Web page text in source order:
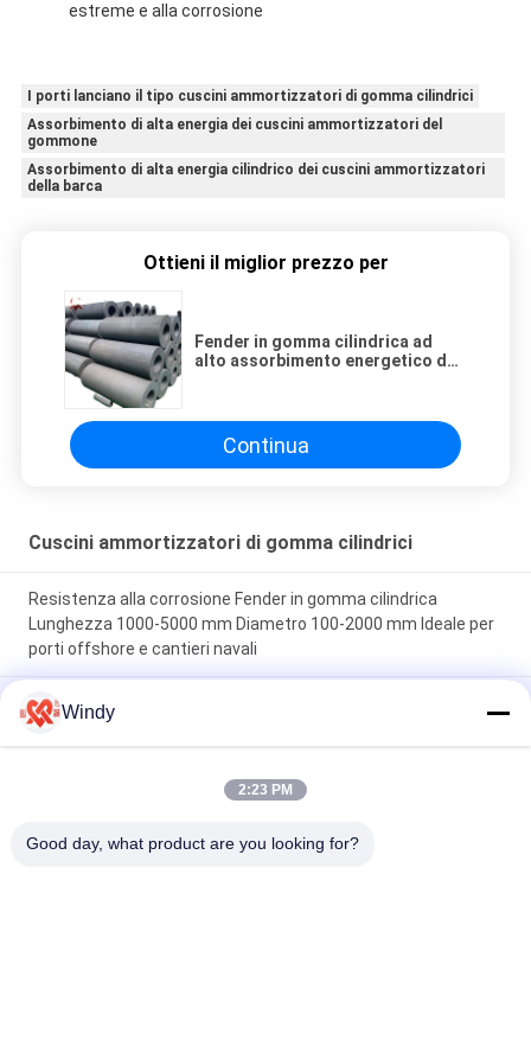
estreme e alla corrosione
I porti lanciano il tipo cuscini ammortizzatori di gomma cilindrici
Assorbimento di alta energia dei cuscini ammortizzatori del
gommone
Assorbimento di alta energia cilindrico dei cuscini ammortizzatori
della barca
Ottieni il miglior prezzo per
Fender in gomma cilindrica ad
alto assorbimento energetico da
Continua
Cuscini ammortizzatori di gomma cilindrici
Resistenza alla corrosione Fender in gomma cilindrica
Lunghezza 1000-5000 mm Diametro 100-2000 mm Ideale per
porti offshore e cantieri navali
Resistenza alla trazione 10-30 MPa Fender in gomma
cilindrica con elevato assorbimento di energia che garantisce
l'attracco marittimo e la protezione da impatti delle navi
chiatte e navi da carico
Windy
2:23 PM
Good day, what product are you looking for?